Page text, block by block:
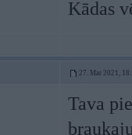
Kādas
27. Mar 2021,
Tava